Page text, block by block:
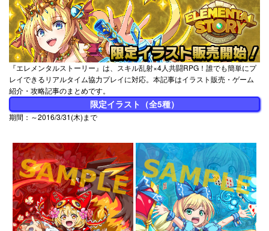
『エレメンタルストーリー』は、スキル乱射×4人共闘RPG！誰でも簡単にプ
レイできるリアルタイム協力プレイに対応。本記事はイラスト販売・ゲーム
紹介・攻略記事のまとめです。
限定イラスト（全5種）
期間：～2016/3/31(木)まで